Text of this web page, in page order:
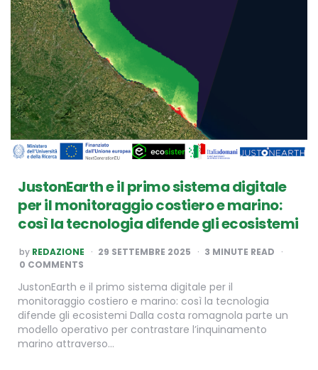
JustonEarth e il primo sistema digitale
per il monitoraggio costiero e marino:
così la tecnologia difende gli ecosistemi
POSTED
BY
by REDAZIONE 29 SETTEMBRE 2025 3 MINUTE READ
0 COMMENTS
JustonEarth e il primo sistema digitale per il
monitoraggio costiero e marino: così la tecnologia
difende gli ecosistemi Dalla costa romagnola parte un
modello operativo per contrastare l’inquinamento
marino attraverso…